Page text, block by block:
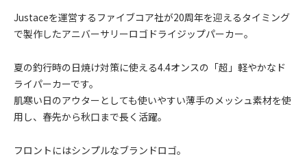
Justaceを運営するファイブコア社が20周年を迎えるタイミング
で製作したアニバーサリーロゴドライジップパーカー。
夏の釣行時の日焼け対策に使える4.4オンスの「超」軽やかなド
ライパーカーです。
肌寒い日のアウターとしても使いやすい薄手のメッシュ素材を使
用し、春先から秋口まで長く活躍。
フロントにはシンプルなブランドロゴ。